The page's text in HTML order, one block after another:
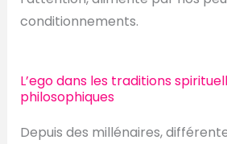
conditionnements.
L’ego dans les traditions
philosophiques
Depuis des millénaires,